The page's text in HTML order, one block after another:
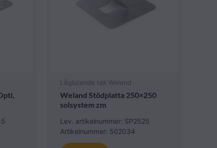
Låglutande tak Weland
Weland Stödplatta 250×250
solsystem zm
Lev. artikelnummer: SP2525
Artikelnummer: 502034